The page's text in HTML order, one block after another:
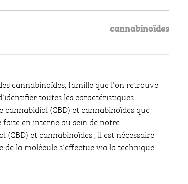
cannabinoïdes, famille que l'on retrouve
toutes les caractéristiques
(CBD) et cannabinoïdes que
en interne au sein de notre
et cannabinoïdes , il est nécessaire
de la molécule s'effectue via la technique
cannabinoïdes